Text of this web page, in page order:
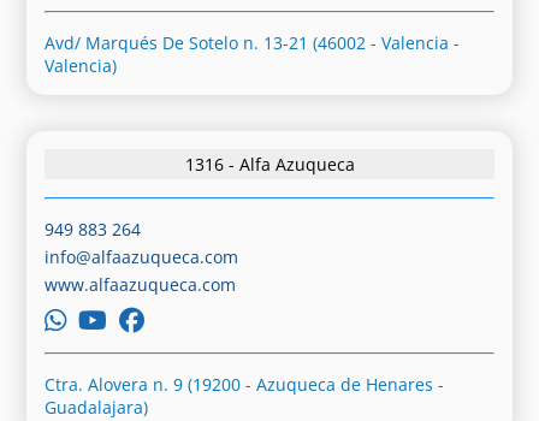
Avd/ Marqués De Sotelo n. 13-21 (46002 - Valencia -
Valencia)
1316 - Alfa Azuqueca
949 883 264
info@alfaazuqueca.com
www.alfaazuqueca.com
Ctra. Alovera n. 9 (19200 - Azuqueca de Henares -
Guadalajara)